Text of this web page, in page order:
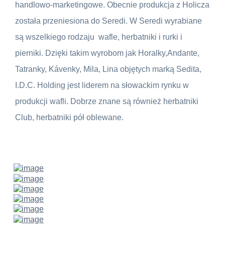
handlowo-marketingowe. Obecnie produkcja z Holicza
została przeniesiona do Seredi. W Seredi wyrabiane
są wszelkiego rodzaju wafle, herbatniki i rurki i
pierniki. Dzięki takim wyrobom jak Horalky,Andante,
Tatranky, Kávenky, Mila, Lina objętych marką Sedita,
I.D.C. Holding jest liderem na słowackim rynku w
produkcji wafli. Dobrze znane są również herbatniki
Club, herbatniki pół oblewane.